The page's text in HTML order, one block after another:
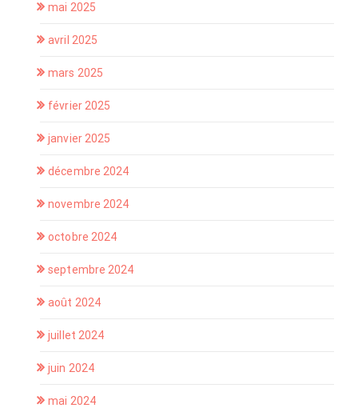
mai 2025
avril 2025
mars 2025
février 2025
janvier 2025
décembre 2024
novembre 2024
octobre 2024
septembre 2024
août 2024
juillet 2024
juin 2024
mai 2024